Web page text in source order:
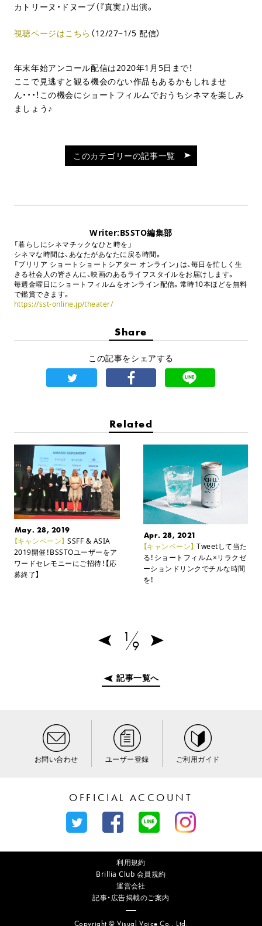
カトリーヌ・ドヌーブ（『真実』）出演。
視聴ページはこちら （12/27~1/5 配信）
年末年始アンコール配信は2020年1月5日まで！
ここで見逃すと観る機会のない作品もあるかもしれませ
ん・・・！この機会にショートフィルムでおうちシネマを楽しみ
ましょう♪
このカテゴリーの記事一覧
Writer:BSSTO編集部
「暮らしにシネマチックなひと時を」
シネマな時間は、あなたがあなたに戻る時間。
「ブリリア ショートショートシアター オンライン」は、毎日を忙しく生
きる社会人の皆さんに、映画のあるライフスタイルをお届けします。
毎週金曜日にショートフィルムをオンライン配信。常時10本ほどを無料
で鑑賞できます。
https://sst-online.jp/theater/
Share
この記事をシェアする
Related
May. 28, 2019
【キャンペーン】 SSFF & ASIA
2019開催！BSSTOユーザーをア
ワードセレモニーにご招待！【応
募終了】
Apr. 28, 2021
【キャンペーン】 Tweetして当た
る！ ショートフィルム×リラクゼ
ーションドリンクでチルな時間
を！
1
9
記事一覧へ
お問い合わせ ユーザー登録 ご利用ガイド
OFFICIAL ACCOUNT
利用規約
Brillia Club 会員規約
運営会社
記事・広告掲載のご案内
Copyright © Visual Voice Co., Ltd.